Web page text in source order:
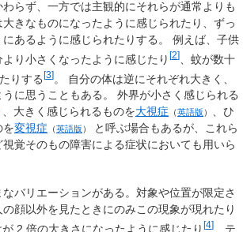
らず、一方では主観的にそれらが通常よりも
きなものになったように感じられたり、ずっ
あるように感じられたりする。 例えば、子供
り小さくなったように感じたり [2]
、蚊が数十
りする[3]
。 自分の体は逆にそれぞれ大きく、
に思うこともある。 外界が小さく感じられる
、大きく感じられるものを大視症 （英語版 ）
、ひ
を変視症 （英語版 ）
と呼ぶ場合もあるが、これら
覚そのもの障害による症状においても用いら
バリエーションがある。対象や位置が限定さ
顔以外を見たときにのみこの現象が現れたり
が 2 倍の大きさになったように感じたり [4]
、テ